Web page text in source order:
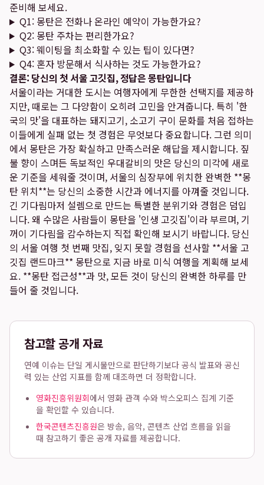
준비해 보세요.
Q1: 몽탄은 전화나 온라인 예약이 가능한가요?
Q2: 몽탄 주차는 편리한가요?
Q3: 웨이팅을 최소화할 수 있는 팁이 있다면?
Q4: 혼자 방문해서 식사하는 것도 가능한가요?
결론: 당신의 첫 서울 고깃집, 정답은 몽탄입니다
서울이라는 거대한 도시는 여행자에게 무한한 선택지를 제공하
지만, 때로는 그 다양함이 오히려 고민을 안겨줍니다. 특히 '한
국의 맛'을 대표하는 돼지고기, 소고기 구이 문화를 처음 접하는
이들에게 실패 없는 첫 경험은 무엇보다 중요합니다. 그런 의미
에서 몽탄은 가장 확실하고 만족스러운 해답을 제시합니다. 짚
불 향이 스며든 독보적인 우대갈비의 맛은 당신의 미각에 새로
운 기준을 세워줄 것이며, 서울의 심장부에 위치한 완벽한 **몽
탄 위치**는 당신의 소중한 시간과 에너지를 아껴줄 것입니다.
긴 기다림마저 설렘으로 만드는 특별한 분위기와 경험은 덤입
니다. 왜 수많은 사람들이 몽탄을 '인생 고깃집'이라 부르며, 기
꺼이 기다림을 감수하는지 직접 확인해 보시기 바랍니다. 당신
의 서울 여행 첫 번째 맛집, 잊지 못할 경험을 선사할 **서울 고
깃집 랜드마크** 몽탄으로 지금 바로 미식 여행을 계획해 보세
요. **몽탄 접근성**과 맛, 모든 것이 당신의 완벽한 하루를 만
들어 줄 것입니다.
참고할 공개 자료
연예 이슈는 단일 게시물만으로 판단하기보다 공식 발표와 공신
력 있는 산업 지표를 함께 대조하면 더 정확합니다.
영화진흥위원회에서 영화 관객 수와 박스오피스 집계 기준
을 확인할 수 있습니다.
한국콘텐츠진흥원은 방송, 음악, 콘텐츠 산업 흐름을 읽을
때 참고하기 좋은 공개 자료를 제공합니다.